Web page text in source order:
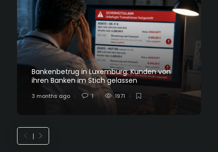
Bankenbetrug in Luxemburg: Kunden von
ihren Banken im Stich gelassen
3 months ago 1 1971